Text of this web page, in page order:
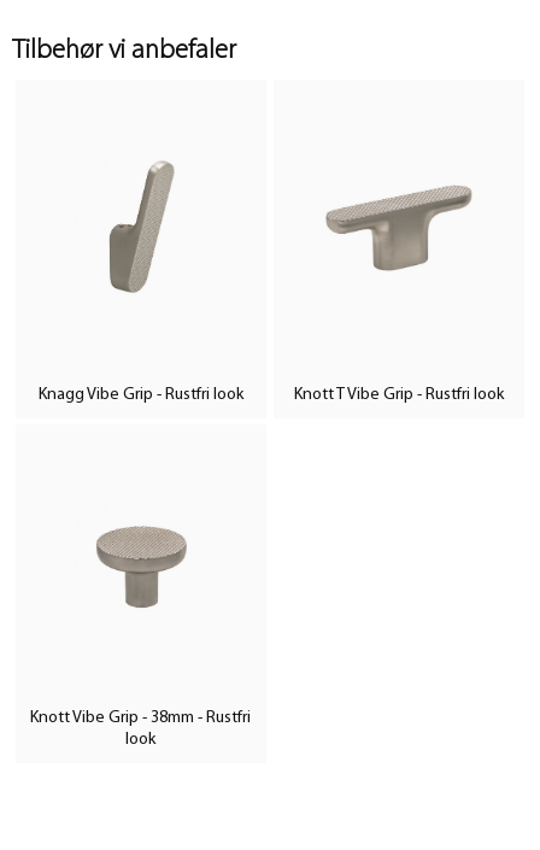
Tilbehør vi anbefaler
Knagg Vibe Grip - Rustfri look Knott T Vibe Grip - Rustfri look
Knott Vibe Grip - 38mm - Rustfri
look